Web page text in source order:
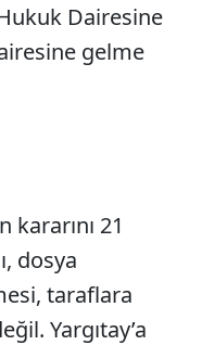
Dairesine
gelme
21
dosya
taraflara
Yargıtay’a